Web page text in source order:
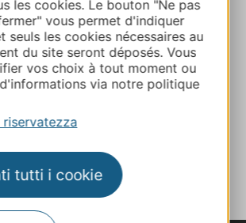
les cookies. Le bouton "Ne pas
vous permet d'indiquer
seuls les cookies nécessaires au
du site seront déposés. Vous
vos choix à tout moment ou
via notre politique
tutti i cookie